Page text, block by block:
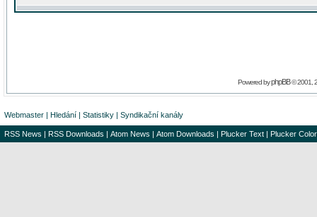
Powered byphpBB© 2001,
Webmaster | Hledání | Statistiky | Syndikační kanály
RSS News | RSS Downloads | Atom News | Atom Downloads | Plucker Text | Plucker Color